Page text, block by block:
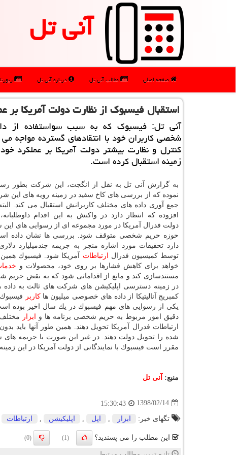
آنی تل
صفحه اصلی مطالب آنی تل درباره آنی تل
استقبال فیسبوك از نظارت دولت آمریكا بر
آنی تل: فیسبوك كه به سبب سواستفاده از
شخصی كاربران خود با انتقادهای گسترده مواجه
كنترل و نظارت بیشتر دولت آمریكا بر عملكرد
زمینه استقبال كرده است.
به گزارش آنی تل به نقل از انگجت، این شركت بطور
نموده كه از بررسی های كاخ سفید در زمینه رویه های این
جمع آوری داده های مختلف كاربرانش استقبال می كند.
افزوده كه انتظار دارد در واكنش به این اقدام
دولت فدرال آمریكا در مورد مجموعه ای از رسوایی های
حوزه حریم شخصی متوقف شود. بررسی ها نشان داده
دارد تحقیقات مورد اشاره منجر به جریمه چندمیلیارد
توسط كمیسیون فدرال
ارتباطات آمریكا شود. فیسبوك
خواهد برای كاهش فشارها بر روی خود، محصولات و
مستندسازی كند و مانع از اقداماتی شود كه به نقض حریم
در زمینه دسترسی اپلیكیشن های شركت های ثالث به
كمبریج آنالیتیكا از داده های خصوصی میلیون هاكاربر
یكی از رسوایی های مهم فیسبوك در یك سال اخیر بوده
دقیق امور مربوط به حریم شخصی برنامه ها و
ابزار
ارتباطات فدرال آمریكا تحویل دهند. همین طور آنها باید
شده را تحویل دولت دهند. در غیر این صورت با جریمه
مقرر است فیسبوك با نمایندگانی از دولت آمریكا در این
منبع: آنی تل
1398/02/14
15:30:43
تگهای خبر: ابزار اپل اپلیكیشن ارتباطات
این مطلب را می پسندید؟ (1)
(0)